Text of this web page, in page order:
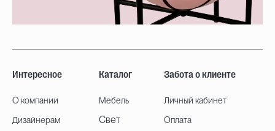
Интересное
О компании
Дизайнерам
Каталог
Мебель
Свет
Забота о клиенте
Личный кабинет
Оплата